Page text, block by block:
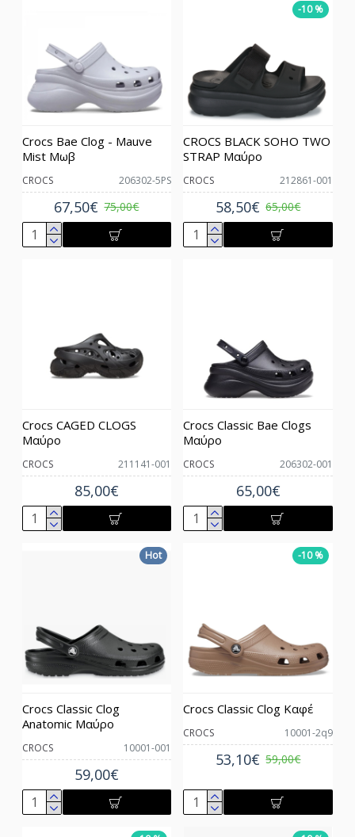
CROCS 206302-5PS
Crocs Bae Clog - Mauve
Mist Μωβ
67,50€ 75,00€
-10 %
CROCS 212861-001
CROCS BLACK SOHO TWO
STRAP Μαύρο
58,50€ 65,00€
CROCS 211141-001
Crocs CAGED CLOGS
Mαύρο
85,00€
CROCS 206302-001
Crocs Classic Bae Clogs
Μαύρο
65,00€
Hot
CROCS 10001-001
Crocs Classic Clog
Anatomic Mαύρο
59,00€
-10 %
CROCS 10001-2q9
Crocs Classic Clog Καφέ
53,10€ 59,00€